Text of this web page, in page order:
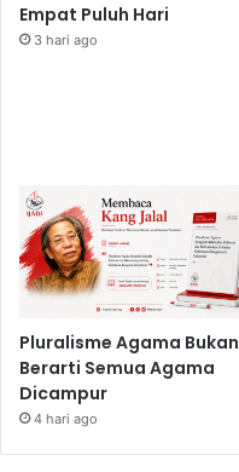
Empat Puluh Hari
3 hari ago
Pluralisme Agama Bukan
Berarti Semua Agama
Dicampur
4 hari ago